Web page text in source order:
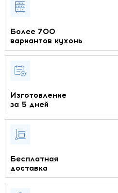
Более 700
вариантов кухонь
Изготовление
за 5 дней
Бесплатная
доставка